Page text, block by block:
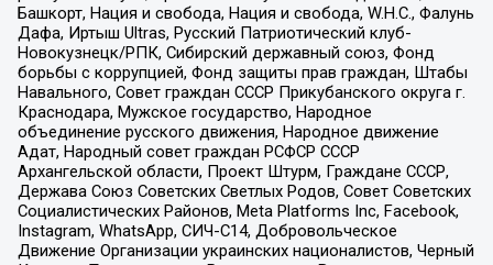
Башкорт, Нация и свобода, Нация и свобода, W.H.С., Фалунь
Дафа, Иртыш Ultras, Русский Патриотический клуб-
Новокузнецк/РПК, Сибирский державный союз, Фонд
борьбы с коррупцией, Фонд защиты прав граждан, Штабы
Навального, Совет граждан СССР Прикубанского округа г.
Краснодара, Мужское государство, Народное
объединение русского движения, Народное движение
Адат, Народный совет граждан РСФСР СССР
Архангельской области, Проект Штурм, Граждане СССР,
Держава Союз Советских Светлых Родов, Совет Советских
Социалистических Районов, Meta Platforms Inc, Facebook,
Instagram, WhatsApp, СИЧ-С14, Добровольческое
Движение Организации украинских националистов, Черный